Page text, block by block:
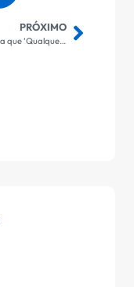
PRÓXIMO
Lula Afirma que ‘Qualquer Sacrifício’ é Necessário para Capturar Chefes do Crime Organizado